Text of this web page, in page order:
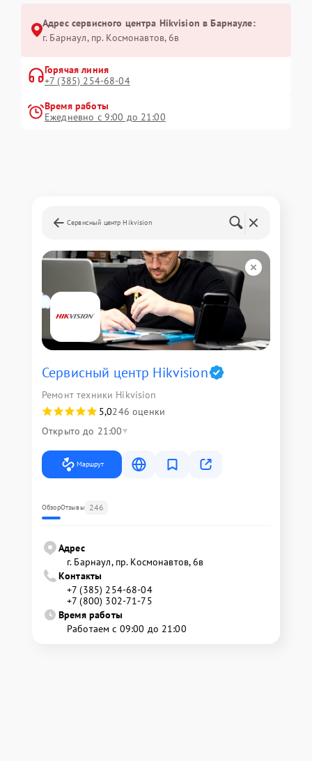
Адрес сервисного центра Hikvision в Барнауле:
г. Барнаул, ​пр. Космонавтов, 6в
Горячая линия
+7 (385) 254-68-04
Время работы
Ежедневно с 9:00 до 21:00
Сервисный центр Hikvision
Сервисный центр Hikvision
Ремонт техники Hikvision
5,0246 оценки
Открыто до 21:00
Маршрут
ОбзорОтзывы 246
Адрес
г. Барнаул, ​пр. Космонавтов, 6в
Контакты
+7 (385) 254-68-04
+7 (800) 302-71-75
Время работы
Работаем с 09:00 до 21:00